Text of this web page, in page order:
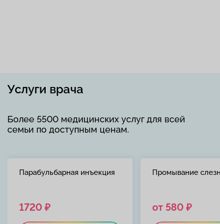
Услуги врача
Более 5500 медицинских услуг для всей
семьи по доступным ценам.
Парабульбарная инъекция
1720 ₽
Промывание
от 580 ₽